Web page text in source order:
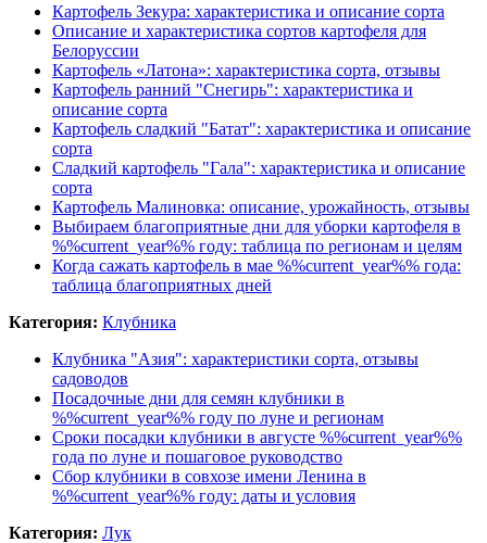
Картофель Зекура: характеристика и описание сорта
Описание и характеристика сортов картофеля для
Белоруссии
Картофель «Латона»: характеристика сорта, отзывы
Картофель ранний "Снегирь": характеристика и
описание сорта
Картофель сладкий "Батат": характеристика и описание
сорта
Сладкий картофель "Гала": характеристика и описание
сорта
Картофель Малиновка: описание, урожайность, отзывы
Выбираем благоприятные дни для уборки картофеля в
%%current_year%% году: таблица по регионам и целям
Когда сажать картофель в мае %%current_year%% года:
таблица благоприятных дней
Категория: Клубника
Клубника "Азия": характеристики сорта, отзывы
садоводов
Посадочные дни для семян клубники в
%%current_year%% году по луне и регионам
Сроки посадки клубники в августе %%current_year%%
года по луне и пошаговое руководство
Сбор клубники в совхозе имени Ленина в
%%current_year%% году: даты и условия
Категория: Лук